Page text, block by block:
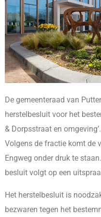
De gemeenteraad van
herstelbesluit voor het
& Dorpsstraat en
Volgens de fractie komt de
Engweg onder druk te staan.
besluit volgt op een
Het herstelbesluit is
bezwaren tegen het